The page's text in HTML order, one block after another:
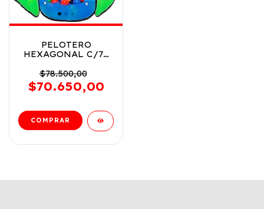
PELOTERO
HEXAGONAL C/75
100CM COD FD7700
$78.500,00
$70.650,00